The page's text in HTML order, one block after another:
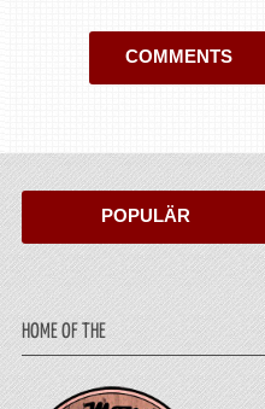
COMMENTS
POPULÄR
HOME OF THE